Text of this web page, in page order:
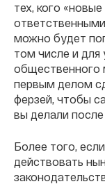
тех, кого
можно будет
том числе и
общественного
первым делом
ферзей, чтобы
вы делали
Более того,
действовать